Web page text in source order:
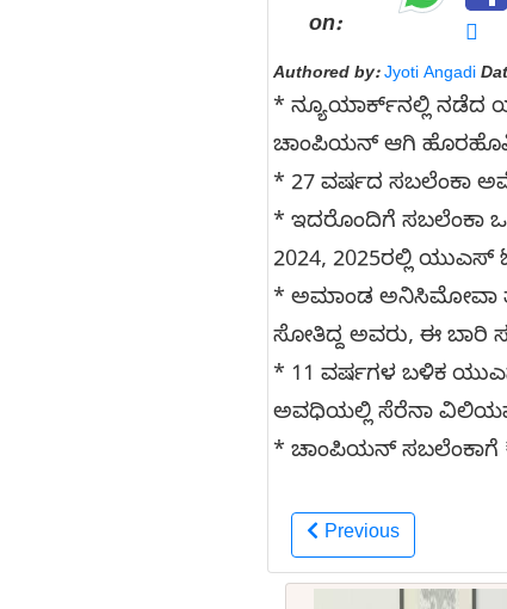
on:
Authored by: Jyoti Angadi
* ನ್ಯೂಯಾರ್ಕ್‌ನಲ್ಲಿ ನಡೆದ
ಚಾಂಪಿಯನ್‌ ಆಗಿ
* 27 ವರ್ಷದ ಸಬಲೆಂಕಾ
* ಇದರೊಂದಿಗೆ ಸಬಲೆಂಕಾ
2024, 2025ರಲ್ಲಿ
* ಅಮಾಂಡ ಅನಿಸಿಮೋವಾ
ಸೋತಿದ್ದ ಅವರು, ಈ ಬಾರಿ
* 11 ವರ್ಷಗಳ ಬಳಿಕ
ಅವಧಿಯಲ್ಲಿ ಸೆರೆನಾ
* ಚಾಂಪಿಯನ್‌ ಸಬಲೆಂಕಾಗೆ
Previous